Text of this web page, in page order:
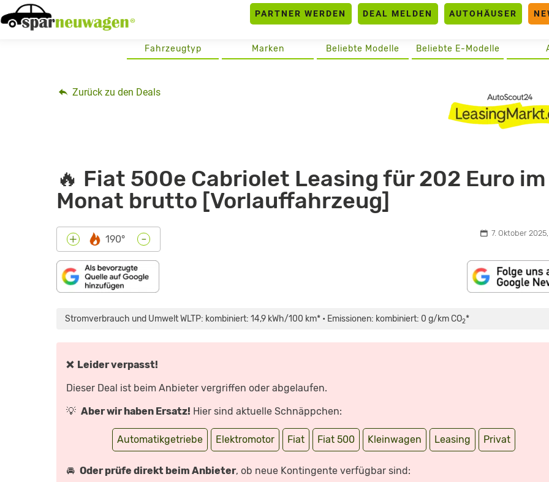
Skip
to
PARTNER WERDEN DEAL MELDEN AUTOHÄUSER
Beliebte E-Modelle
Beliebte Modelle
Marken
Fahrzeugtyp
Zurück zu den Deals
🔥 Fiat 500e Cabriolet Leasing für 202 Euro im
Monat brutto [Vorlauffahrzeug]
+ 190° - 7. Oktober
Stromverbrauch und Umwelt WLTP: kombiniert: 14,9 kWh/100 km* • Emissionen: kombiniert: 0 g/km CO2*
❌ Leider verpasst!
Dieser Deal ist beim Anbieter vergriffen oder abgelaufen.
💡 Aber wir haben Ersatz! Hier sind aktuelle Schnäppchen:
Automatikgetriebe Elektromotor Fiat Fiat 500 Kleinwagen Leasing Privat
🚘 Oder prüfe direkt beim Anbieter, ob neue Kontingente verfügbar sind:
ICON
ALLTAGS-
FAHRBERICHT
REICHWEITE